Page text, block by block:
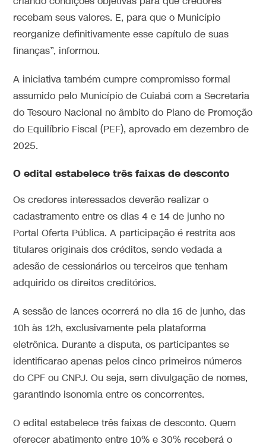
recebam seus valores. E, para que o Município
reorganize definitivamente esse capítulo de suas
finanças”, informou.
A iniciativa também cumpre compromisso formal
assumido pelo Município de Cuiabá com a Secretaria
do Tesouro Nacional no âmbito do Plano de Promoção
do Equilíbrio Fiscal (PEF), aprovado em dezembro de
2025.
O edital estabelece três faixas de desconto
Os credores interessados deverão realizar o
cadastramento entre os dias 4 e 14 de junho no
Portal Oferta Pública. A participação é restrita aos
titulares originais dos créditos, sendo vedada a
adesão de cessionários ou terceiros que tenham
adquirido os direitos creditórios.
A sessão de lances ocorrerá no dia 16 de junho, das
10h às 12h, exclusivamente pela plataforma
eletrônica. Durante a disputa, os participantes se
identificarao apenas pelos cinco primeiros números
do CPF ou CNPJ. Ou seja, sem divulgação de nomes,
garantindo isonomia entre os concorrentes.
O edital estabelece três faixas de desconto. Quem
oferecer abatimento entre 10% e 30% receberá o